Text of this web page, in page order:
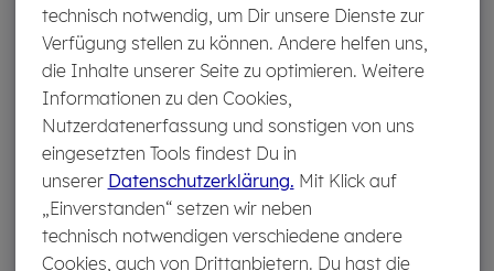
technisch notwendig, um Dir unsere Dienste zur
Verfügung stellen zu können. Andere helfen uns,
die Inhalte unserer Seite zu optimieren. Weitere
Informationen zu den Cookies,
Nutzerdatenerfassung und sonstigen von uns
eingesetzten Tools findest Du in
unserer Datenschutzerklärung. Mit Klick auf
„Einverstanden“ setzen wir neben
technisch notwendigen verschiedene andere
Cookies, auch von Drittanbietern. Du hast die
Es gibt auch einen
. Die
Zahnzusatzversicherung für Kinder
Kosten für
Maßnahmen der Kieferorthopädie erstattet
In unserem Ratgeber kannst Du alles über die